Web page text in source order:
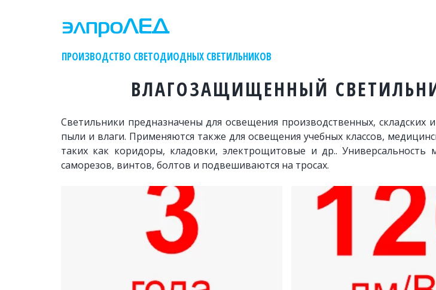
    ПРОИЗВОДСТВО СВЕТОДИОДНЫХ СВЕТИЛЬНИКОВ
ВЛАГОЗАЩИЩЕННЫЙ
Светильники предназначены для освещения производственных, складских
пыли и влаги. Применяются также для освещения учебных классов,
таких как коридоры, кладовки, электрощитовые и др..
саморезов, винтов, болтов и подвешиваются на тросах.